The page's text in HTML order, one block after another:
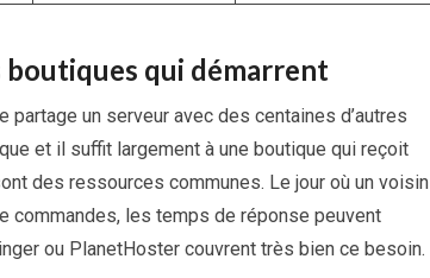
qui démarrent
un serveur avec des centaines d’autres
et il suffit largement à une boutique qui reçoit
des ressources communes. Le jour où un voisin
commandes, les temps de réponse peuvent
ou PlanetHoster couvrent très bien ce besoin.